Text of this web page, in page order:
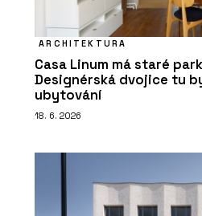
ARCHITEKTURA
Casa Linum má staré
Designérská dvojice tu
ubytování
18. 6. 2026